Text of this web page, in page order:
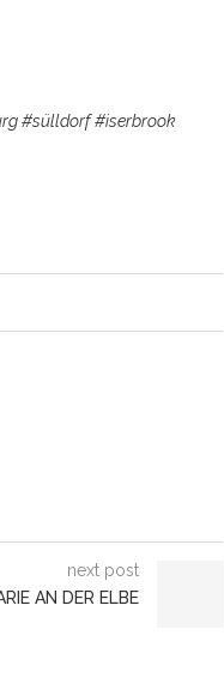
#sülldorf #iserbrook
next post
AN DER ELBE